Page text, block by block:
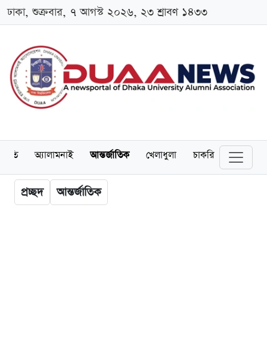
ঢাকা, শুক্রবার, ৭ আগস্ট ২০২৬, ২৩ শ্রাবণ ১৪৩৩
অ্যালামনাই আন্তর্জাতিক খেলাধুলা চাকরি স্কলারশিপ
প্রচ্ছদ আন্তর্জাতিক